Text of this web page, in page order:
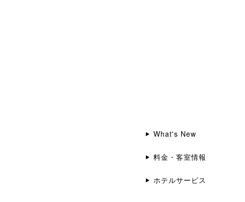
What's New
料金・客室情報
ホテルサービス